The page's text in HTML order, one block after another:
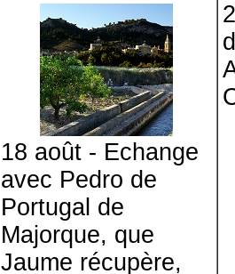
18 août - Echange
avec Pedro de
Portugal de
Majorque, que
Jaume récupère,